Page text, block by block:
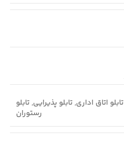
تابلو اتاق اداری, تابلو پذیرایی, تابلو
رستوران